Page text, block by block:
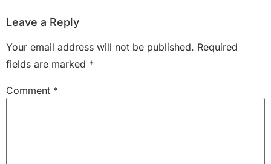
Leave a Reply
Your email address will not be published. Required
fields are marked *
Comment *